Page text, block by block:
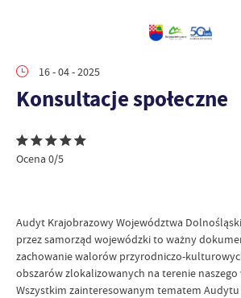
16 - 04 - 2025
Konsultacje społeczne
Ocena 0/5
Audyt Krajobrazowy Województwa
przez samorząd wojewódzki to ważny
zachowanie walorów przyrodniczo-
obszarów zlokalizowanych na terenie
Wszystkim zainteresowanym tematem